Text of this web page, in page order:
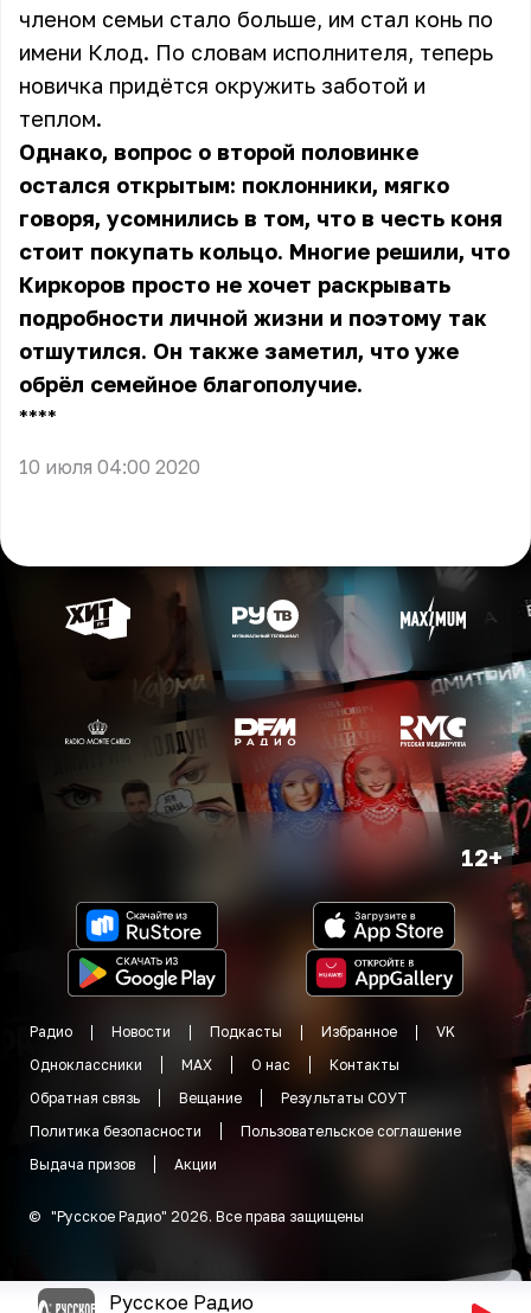
членом семьи стало больше, им стал конь по
имени Клод. По словам исполнителя, теперь
новичка придётся окружить заботой и
теплом.
Однако, вопрос о второй половинке
остался открытым: поклонники, мягко
говоря, усомнились в том, что в честь коня
стоит покупать кольцо. Многие решили, что
Киркоров просто не хочет раскрывать
подробности личной жизни и поэтому так
отшутился. Он также заметил, что уже
обрёл семейное благополучие.
** **
10 июля 04:00 2020
12+
Радио Новости Подкасты Избранное
VK
Одноклассники
MAX О нас
Контакты
Обратная связь
Вещание
Результаты СОУТ
Политика безопасности
Пользовательское соглашение
Выдача призов
Акции
© "Русское Радио" 2026. Все права защищены
Русское Радио